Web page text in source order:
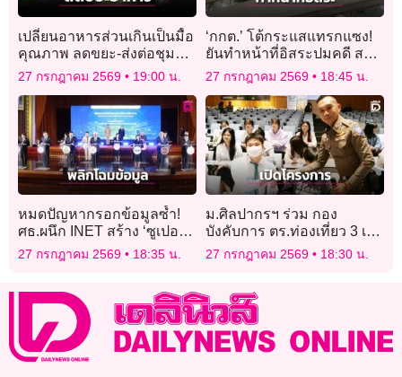
เปลี่ยนอาหารส่วนเกินเป็นมื้อ
คุณภาพ ลดขยะ-ส่งต่อชุมชน
เปราะบาง
27 กรกฎาคม 2569 19:00 น.
‘กกต.’ โต้กระแสแทรกแซง!
ยันทำหน้าที่อิสระปมคดี สว.
ยึดหลักฐาน-กฎหมาย คาดลง
มติสิ้น ส.ค. นี้
27 กรกฎาคม 2569 18:45 น.
หมดปัญหากรอกข้อมูลซ้ำ!
ศธ.ผนึก INET สร้าง ‘ซูเปอร์
แอปการศึกษา’ ใช้ข้อมูลชุด
เดียวทั่วไทย
27 กรกฎาคม 2569 18:35 น.
ม.ศิลปากรฯ ร่วม กอง
บังคับการ ตร.ท่องเที่ยว 3 เปิด
โครงการอบรม “ยุวทูตตำรวจ
ท่องเที่ยว”
27 กรกฎาคม 2569 18:30 น.